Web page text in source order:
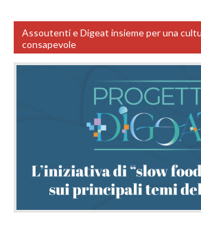
Assoutenti e Digeat insieme per una
consapevole